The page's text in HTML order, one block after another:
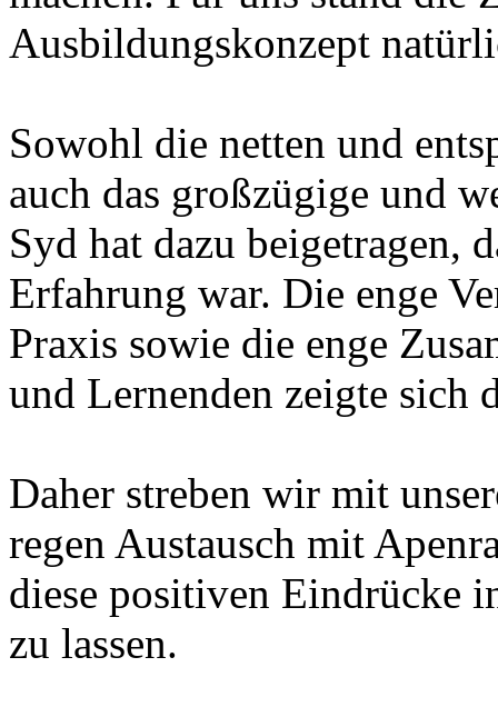
Ausbildungskonzept
Sowohl die netten und
auch das großzügige und
Syd hat dazu beigetragen,
Erfahrung war. Die enge
Praxis sowie die enge
und Lernenden zeigte sich
Daher streben wir mit
regen Austausch mit
diese positiven Eindrücke
zu lassen.